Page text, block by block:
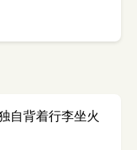
自背着行李坐火